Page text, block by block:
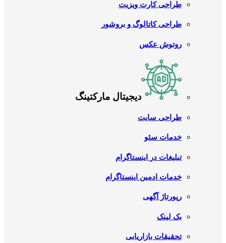
طراحی کارت ویزیت
طراحی کاتالوگ و بروشور
روتوش عکس
دیجیتال مارکتینگ
طراحی سایت
خدمات سئو
تبلیغات در اینستاگرام
خدمات ادمین اینستاگرام
رپورتاژ آگهی
بک لینک
تحقیقات بازاریابی